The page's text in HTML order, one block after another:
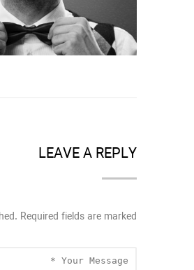
LEAVE A REPLY
Required fields are marked